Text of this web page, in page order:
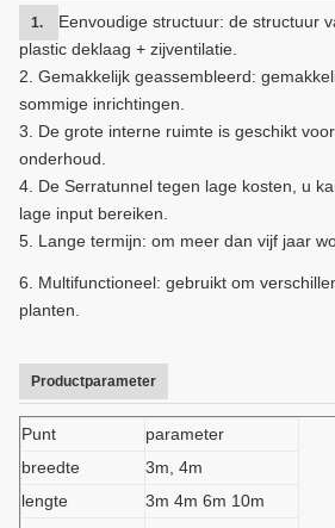
1.
Eenvoudige structuur: de structuur
plastic deklaag + zijventilatie.
2. Gemakkelijk geassembleerd:
sommige inrichtingen.
3. De grote interne ruimte is geschikt
onderhoud.
4. De Serratunnel tegen lage kosten, u
lage input bereiken.
5. Lange termijn: om meer dan vijf jaar
6. Multifunctioneel: gebruikt om
planten.
Productparameter
Punt
parameter
breedte
3m, 4m
lengte
3m 4m 6m 10m